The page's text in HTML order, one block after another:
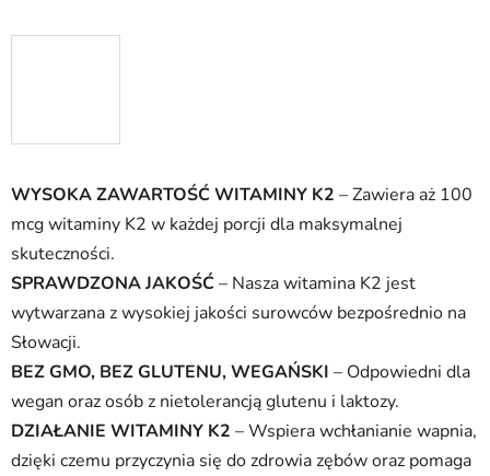
WYSOKA ZAWARTOŚĆ WITAMINY K2 – Zawiera aż 100
mcg witaminy K2 w każdej porcji dla maksymalnej
skuteczności.
SPRAWDZONA JAKOŚĆ– Nasza witamina K2 jest
wytwarzana z wysokiej jakości surowców bezpośrednio na
Słowacji.
BEZ GMO, BEZ GLUTENU, WEGAŃSKI – Odpowiedni dla
wegan oraz osób z nietolerancją glutenu i laktozy.
DZIAŁANIE WITAMINY K2 – Wspiera wchłanianie wapnia,
dzięki czemu przyczynia się do zdrowia zębów oraz pomaga